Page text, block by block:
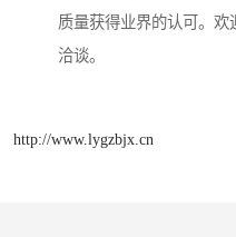
质量获得业界的认可。
洽谈。
http://www.lygzbjx.cn